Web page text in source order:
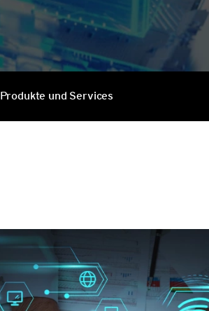
Produkte und Services